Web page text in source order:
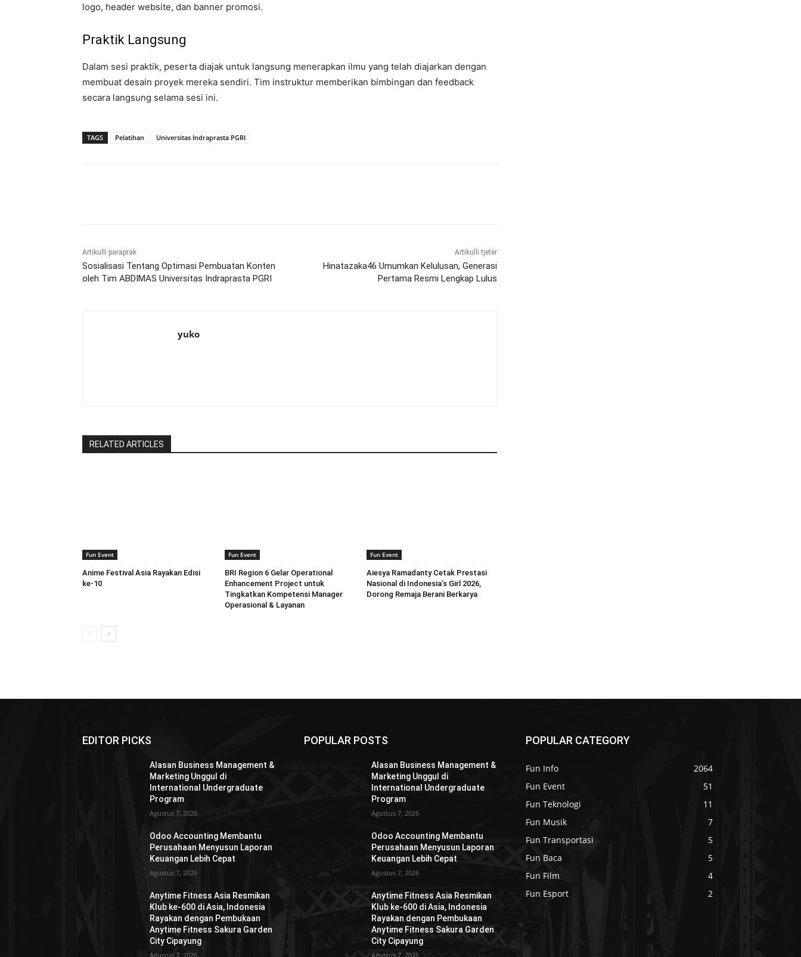
logo, header website, dan banner promosi.
Praktik Langsung
Dalam sesi praktik, peserta diajak untuk langsung menerapkan ilmu yang telah diajarkan dengan
membuat desain proyek mereka sendiri. Tim instruktur memberikan bimbingan dan feedback
secara langsung selama sesi ini.
TAGS Pelatihan Universitas Indraprasta PGRI
Artikulli paraprak
Sosialisasi Tentang Optimasi Pembuatan Konten
oleh Tim ABDIMAS Universitas Indraprasta PGRI
Artikulli tjetër
Hinatazaka46 Umumkan Kelulusan, Generasi
Pertama Resmi Lengkap Lulus
yuko
RELATED ARTICLES
Fun Event
Anime Festival Asia Rayakan Edisi
ke-10
Fun Event
BRI Region 6 Gelar Operational
Enhancement Project untuk
Tingkatkan Kompetensi Manager
Operasional & Layanan
Fun Event
Aiesya Ramadanty Cetak Prestasi
Nasional di Indonesia’s Girl 2026,
Dorong Remaja Berani Berkarya
EDITOR PICKS
Alasan Business Management &
Marketing Unggul di
International Undergraduate
Program
Agustus 7, 2026
Odoo Accounting Membantu
Perusahaan Menyusun Laporan
Keuangan Lebih Cepat
Agustus 7, 2026
Anytime Fitness Asia Resmikan
Klub ke-600 di Asia, Indonesia
Rayakan dengan Pembukaan
Anytime Fitness Sakura Garden
City Cipayung
Agustus 7, 2026
POPULAR POSTS
Alasan Business Management &
Marketing Unggul di
International Undergraduate
Program
Agustus 7, 2026
Odoo Accounting Membantu
Perusahaan Menyusun Laporan
Keuangan Lebih Cepat
Agustus 7, 2026
Anytime Fitness Asia Resmikan
Klub ke-600 di Asia, Indonesia
Rayakan dengan Pembukaan
Anytime Fitness Sakura Garden
City Cipayung
Agustus 7, 2026
POPULAR CATEGORY
Fun Info
2064
Fun Event
51
Fun Teknologi
11
Fun Musik
7
Fun Transportasi
5
Fun Baca
5
Fun Film
4
Fun Esport
2